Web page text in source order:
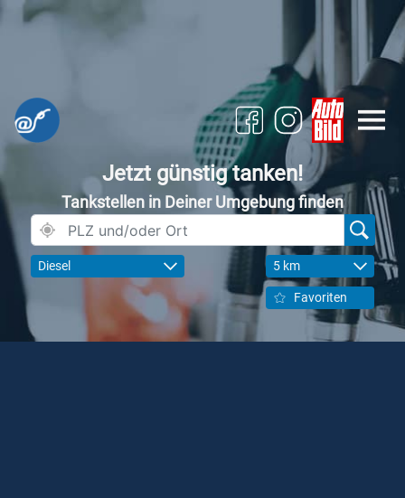
Jetzt günstig tanken!
Tankstellen in Deiner Umgebung finden
Diesel 5 km
Favoriten